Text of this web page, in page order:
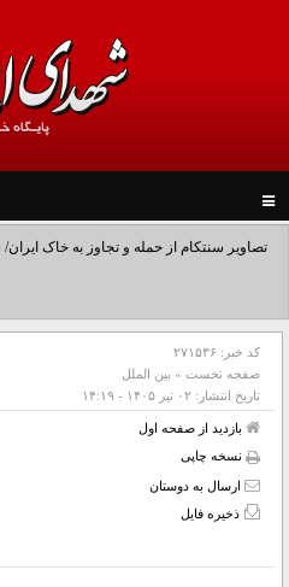
navigation
تصاویر سنتکام از حمله و تجاوز به خاک
کد خبر: ۲۷۱۵۳۶
صفحه نخست » بین الملل
تاریخ انتشار: ۰۲ تير ۱۴۰۵ - ۱۴:۱۹
بازدید از صفحه اول
نسخه چاپی
ارسال به دوستان
ذخیره فایل